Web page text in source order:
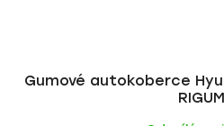
Gumové autokoberce
RIGUM